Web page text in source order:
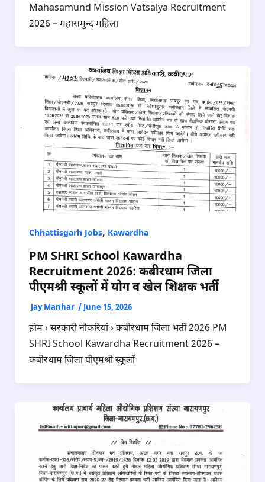
Mahasamund Mission Vatsalya Recruitment
2026 – महासमुन्द महिला
Chhattisgarh Jobs, Kawardha
PM SHRI School Kawardha
Recruitment 2026: कबीरधाम जिला
पीएमश्री स्कूलों में योग व खेल शिक्षक भर्ती
Jay Manhar / June 15, 2026
होम › सरकारी नौकरियां › कबीरधाम जिला भर्ती 2026 PM
SHRI School Kawardha Recruitment 2026 –
कबीरधाम जिला पीएमश्री स्कूलों